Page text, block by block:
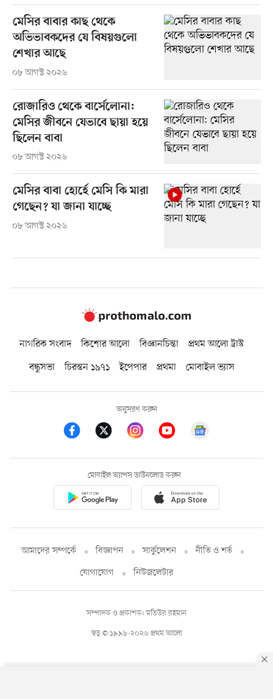
মেসির বাবার কাছ থেকে
অভিভাবকদের যে বিষয়গুলো
শেখার আছে
০৮ আগস্ট ২০২৬
রোজারিও থেকে বার্সেলোনা:
মেসির জীবনে যেভাবে ছায়া হয়ে
ছিলেন বাবা
০৮ আগস্ট ২০২৬
মেসির বাবা হোর্হে মেসি কি মারা
গেছেন? যা জানা যাচ্ছে
০৮ আগস্ট ২০২৬
নাগরিক সংবাদ কিশোর আলো বিজ্ঞানচিন্তা
প্রথম আলো ট্রাস্ট
বন্ধুসভা
চিরন্তন ১৯৭১ ইপেপার প্রথমা মোবাইল ভ্যাস
অনুসরণ করুন
মোবাইল অ্যাপস ডাউনলোড করুন
আমাদের সম্পর্কে বিজ্ঞাপন সার্কুলেশন
নীতি ও শর্ত
যোগাযোগ
নিউজলেটার
স্বত্ব © ১৯৯৮-২০২৬ প্রথম আলো
সম্পাদক ও প্রকাশক: মতিউর রহমান